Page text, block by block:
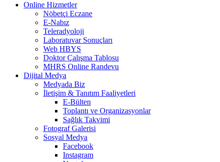
Online Hizmetler
Nöbetçi Eczane
E-Nabız
Teleradyoloji
Laboratuvar Sonuçları
Web HBYS
Doktor Çalışma Tablosu
MHRS Online Randevu
Dijital Medya
Medyada Biz
İletişim & Tanıtım Faaliyetleri
E-Bülten
Toplantı ve Organizasyonlar
Sağlık Takvimi
Fotograf Galerisi
Sosyal Medya
Facebook
Instagram